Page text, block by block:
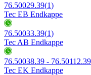
76.50029.39(1)
Tec EB Endkappe
76.50033.39(1)
Tec AB Endkappe
76.50038.39 - 76.50112.39
Tec EK Endkappe